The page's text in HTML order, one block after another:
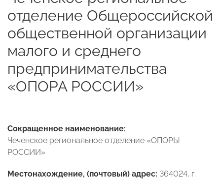
отделение Общероссийской
общественной организации
малого и среднего
предпринимательства
«ОПОРА РОССИИ»
Сокращенное наименование:
Чеченское региональное отделение «ОПОРЫ
РОССИИ»
Местонахождение, (почтовый) адрес: 364024, г.